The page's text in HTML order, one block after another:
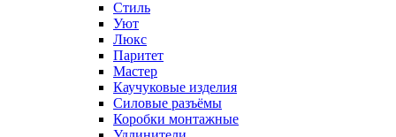
Стиль
Уют
Люкс
Паритет
Мастер
Каучуковые изделия
Силовые разъёмы
Коробки монтажные